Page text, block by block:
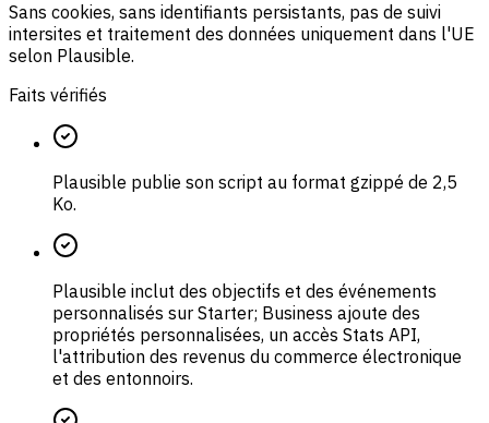
Sans cookies, sans identifiants persistants, pas de suivi
intersites et traitement des données uniquement dans l'UE
selon Plausible.
Faits vérifiés
Plausible publie son script au format gzippé de 2,5
Ko.
Plausible inclut des objectifs et des événements
personnalisés sur Starter; Business ajoute des
propriétés personnalisées, un accès Stats API,
l'attribution des revenus du commerce électronique
et des entonnoirs.